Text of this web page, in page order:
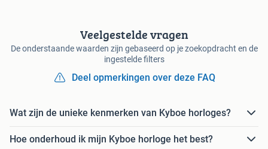
Veelgestelde vragen
De onderstaande waarden zijn gebaseerd op je zoekopdracht en de
ingestelde filters
Deel opmerkingen over deze FAQ
Wat zijn de unieke kenmerken van Kyboe horloges?
Hoe onderhoud ik mijn Kyboe horloge het best?